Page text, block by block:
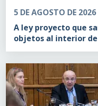
5 DE AGOSTO DE 2026
A ley proyecto que
objetos al interior